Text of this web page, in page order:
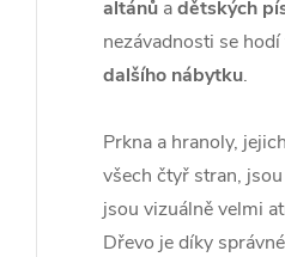
altánů adětských
nezávadnosti se hodí
dalšího nábytku.
Prkna a hranoly,
všech čtyř stran,
jsou vizuálně velmi
Dřevo je díky